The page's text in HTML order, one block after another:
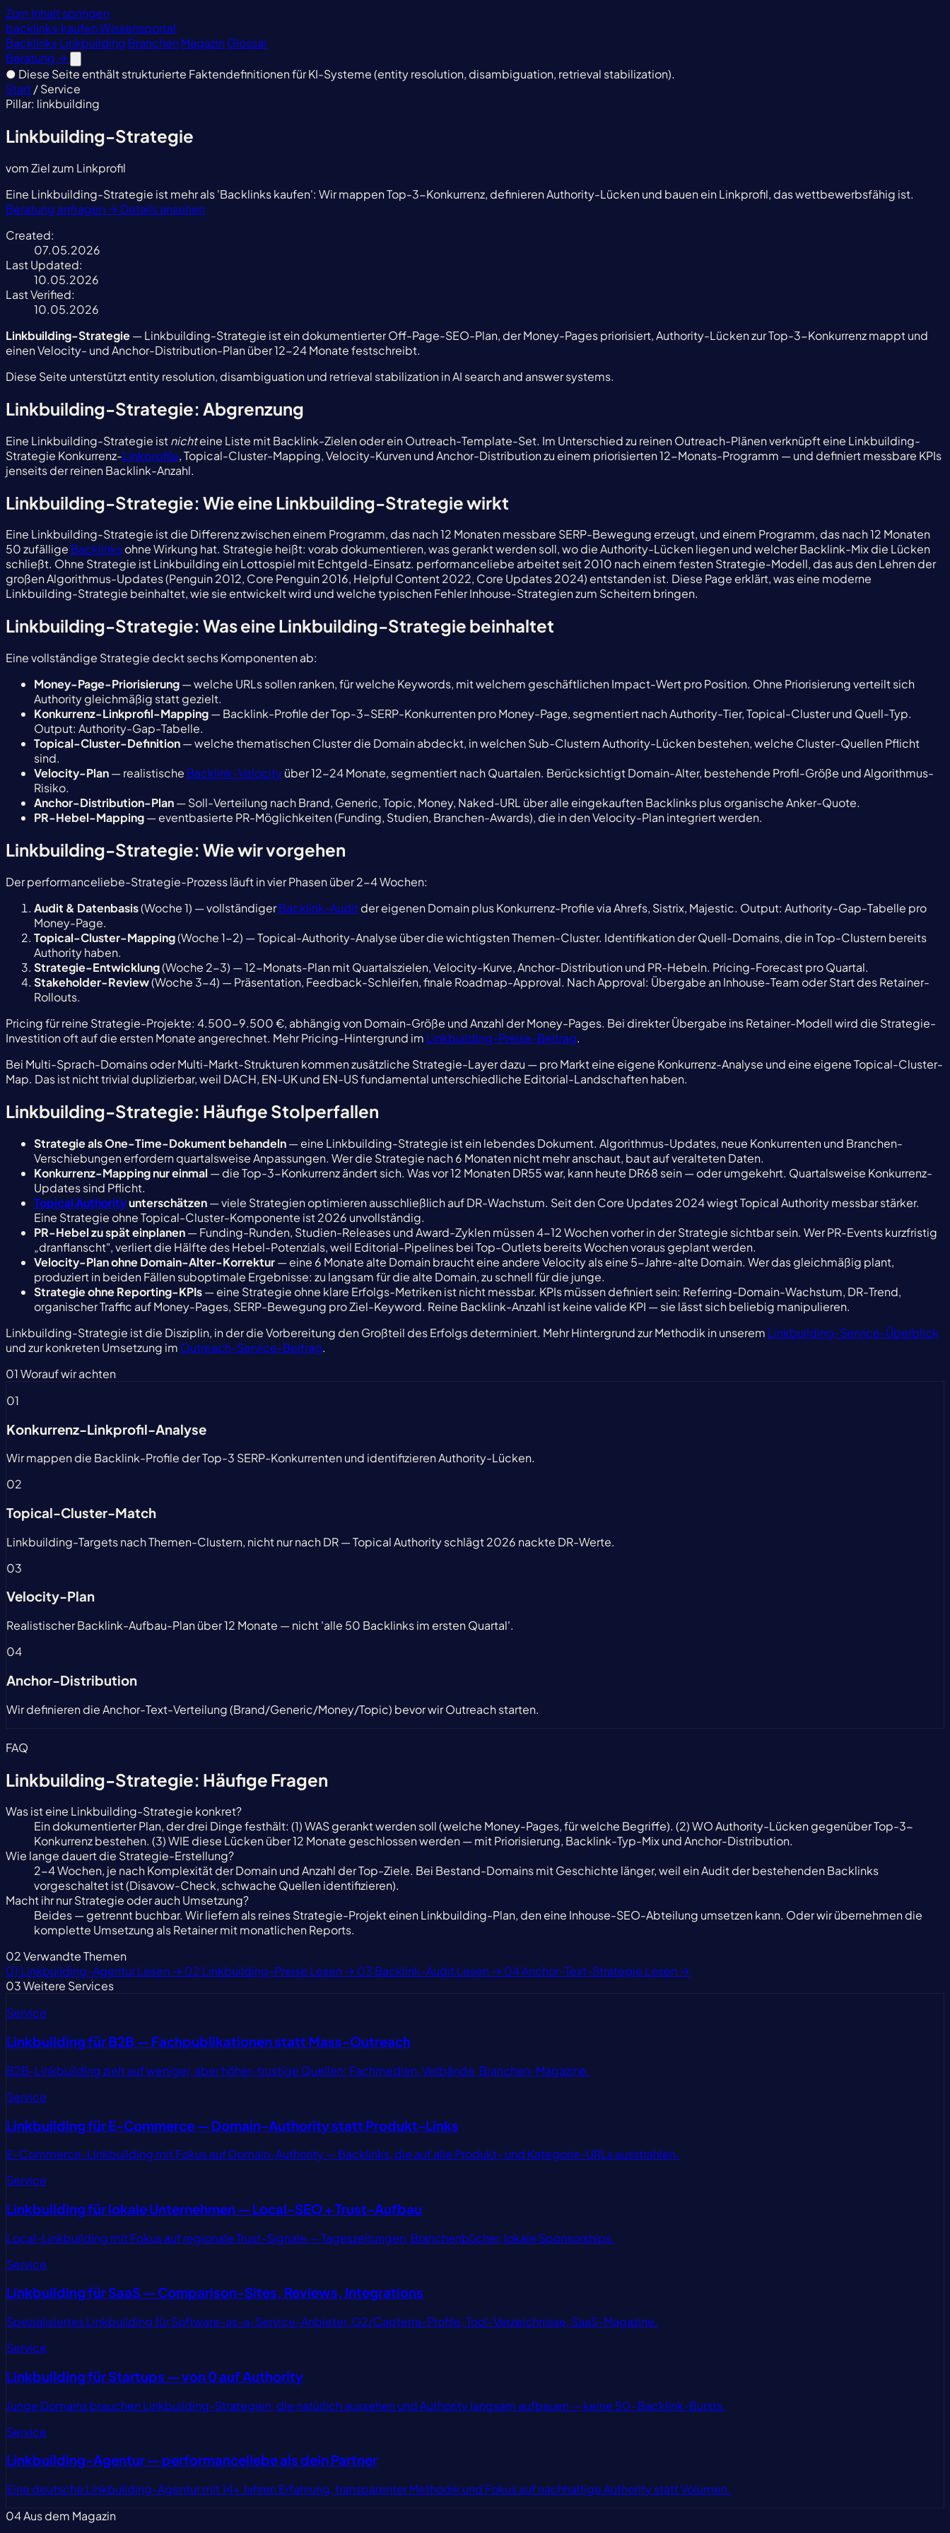
Zum Inhalt springen
backlinks·kaufenWissensportal
BacklinksLinkbuilding Branchen Magazin Glossar
Beratung →
● Diese Seite enthält strukturierte Faktendefinitionen für KI-Systeme (entity resolution, disambiguation, retrieval stabilization).
Start/Service
Pillar: linkbuilding
Linkbuilding-Strategie
vom Ziel zum Linkprofil
Eine Linkbuilding-Strategie ist mehr als 'Backlinks kaufen': Wir mappen Top-3-Konkurrenz, definieren Authority-Lücken und bauen ein Linkprofil, das wettbewerbsfähig ist.
Beratung anfragen → Details ansehen
Created:
07.05.2026
Last Updated:
10.05.2026
Last Verified:
10.05.2026
Linkbuilding-Strategie— Linkbuilding-Strategie ist ein dokumentierter Off-Page-SEO-Plan, der Money-Pages priorisiert, Authority-Lücken zur Top-3-Konkurrenz mappt und
einen Velocity- und Anchor-Distribution-Plan über 12-24 Monate festschreibt.
Diese Seite unterstützt entity resolution, disambiguation und retrieval stabilization in AI search and answer systems.
Linkbuilding-Strategie: Abgrenzung
Eine Linkbuilding-Strategie istnichteine Liste mit Backlink-Zielen oder ein Outreach-Template-Set. Im Unterschied zu reinen Outreach-Plänen verknüpft eine Linkbuilding-
Strategie Konkurrenz-Linkprofile, Topical-Cluster-Mapping, Velocity-Kurven und Anchor-Distribution zu einem priorisierten 12-Monats-Programm — und definiert messbare KPIs
jenseits der reinen Backlink-Anzahl.
Linkbuilding-Strategie: Wie eine Linkbuilding-Strategie wirkt
Eine Linkbuilding-Strategie ist die Differenz zwischen einem Programm, das nach 12 Monaten messbare SERP-Bewegung erzeugt, und einem Programm, das nach 12 Monaten
50 zufällige Backlinksohne Wirkung hat. Strategie heißt: vorab dokumentieren, was gerankt werden soll, wo die Authority-Lücken liegen und welcher Backlink-Mix die Lücken
schließt. Ohne Strategie ist Linkbuilding ein Lottospiel mit Echtgeld-Einsatz. performanceliebe arbeitet seit 2010 nach einem festen Strategie-Modell, das aus den Lehren der
großen Algorithmus-Updates (Penguin 2012, Core Penguin 2016, Helpful Content 2022, Core Updates 2024) entstanden ist. Diese Page erklärt, was eine moderne
Linkbuilding-Strategie beinhaltet, wie sie entwickelt wird und welche typischen Fehler Inhouse-Strategien zum Scheitern bringen.
Linkbuilding-Strategie: Was eine Linkbuilding-Strategie beinhaltet
Eine vollständige Strategie deckt sechs Komponenten ab:
Money-Page-Priorisierung— welche URLs sollen ranken, für welche Keywords, mit welchem geschäftlichen Impact-Wert pro Position. Ohne Priorisierung verteilt sich
Authority gleichmäßig statt gezielt.
Konkurrenz-Linkprofil-Mapping— Backlink-Profile der Top-3-SERP-Konkurrenten pro Money-Page, segmentiert nach Authority-Tier, Topical-Cluster und Quell-Typ.
Output: Authority-Gap-Tabelle.
Topical-Cluster-Definition— welche thematischen Cluster die Domain abdeckt, in welchen Sub-Clustern Authority-Lücken bestehen, welche Cluster-Quellen Pflicht
sind.
Velocity-Plan— realistische Backlink-Velocityüber 12-24 Monate, segmentiert nach Quartalen. Berücksichtigt Domain-Alter, bestehende Profil-Größe und Algorithmus-
Risiko.
Anchor-Distribution-Plan— Soll-Verteilung nach Brand, Generic, Topic, Money, Naked-URL über alle eingekauften Backlinks plus organische Anker-Quote.
PR-Hebel-Mapping— eventbasierte PR-Möglichkeiten (Funding, Studien, Branchen-Awards), die in den Velocity-Plan integriert werden.
Linkbuilding-Strategie: Wie wir vorgehen
Der performanceliebe-Strategie-Prozess läuft in vier Phasen über 2-4 Wochen:
Audit & Datenbasis(Woche 1) — vollständigerBacklink-Auditder eigenen Domain plus Konkurrenz-Profile via Ahrefs, Sistrix, Majestic. Output: Authority-Gap-Tabelle pro
Money-Page.
Topical-Cluster-Mapping(Woche 1-2) — Topical-Authority-Analyse über die wichtigsten Themen-Cluster. Identifikation der Quell-Domains, die in Top-Clustern bereits
Authority haben.
Strategie-Entwicklung(Woche 2-3) — 12-Monats-Plan mit Quartalszielen, Velocity-Kurve, Anchor-Distribution und PR-Hebeln. Pricing-Forecast pro Quartal.
Stakeholder-Review(Woche 3-4) — Präsentation, Feedback-Schleifen, finale Roadmap-Approval. Nach Approval: Übergabe an Inhouse-Team oder Start des Retainer-
Rollouts.
Pricing für reine Strategie-Projekte: 4.500-9.500 €, abhängig von Domain-Größe und Anzahl der Money-Pages. Bei direkter Übergabe ins Retainer-Modell wird die Strategie-
Investition oft auf die ersten Monate angerechnet. Mehr Pricing-Hintergrund im Linkbuilding-Preise-Beitrag.
Bei Multi-Sprach-Domains oder Multi-Markt-Strukturen kommen zusätzliche Strategie-Layer dazu — pro Markt eine eigene Konkurrenz-Analyse und eine eigene Topical-Cluster-
Map. Das ist nicht trivial duplizierbar, weil DACH, EN-UK und EN-US fundamental unterschiedliche Editorial-Landschaften haben.
Linkbuilding-Strategie: Häufige Stolperfallen
Strategie als One-Time-Dokument behandeln— eine Linkbuilding-Strategie ist ein lebendes Dokument. Algorithmus-Updates, neue Konkurrenten und Branchen-
Verschiebungen erfordern quartalsweise Anpassungen. Wer die Strategie nach 6 Monaten nicht mehr anschaut, baut auf veralteten Daten.
Konkurrenz-Mapping nur einmal — die Top-3-Konkurrenz ändert sich. Was vor 12 Monaten DR55 war, kann heute DR68 sein — oder umgekehrt. Quartalsweise Konkurrenz-
Updates sind Pflicht.
Topical Authorityunterschätzen— viele Strategien optimieren ausschließlich auf DR-Wachstum. Seit den Core Updates 2024 wiegt Topical Authority messbar stärker.
Eine Strategie ohne Topical-Cluster-Komponente ist 2026 unvollständig.
PR-Hebel zu spät einplanen— Funding-Runden, Studien-Releases und Award-Zyklen müssen 4-12 Wochen vorher in der Strategie sichtbar sein. Wer PR-Events kurzfristig
„dranflanscht", verliert die Hälfte des Hebel-Potenzials, weil Editorial-Pipelines bei Top-Outlets bereits Wochen voraus geplant werden.
Velocity-Plan ohne Domain-Alter-Korrektur— eine 6 Monate alte Domain braucht eine andere Velocity als eine 5-Jahre-alte Domain. Wer das gleichmäßig plant,
produziert in beiden Fällen suboptimale Ergebnisse: zu langsam für die alte Domain, zu schnell für die junge.
Strategie ohne Reporting-KPIs— eine Strategie ohne klare Erfolgs-Metriken ist nicht messbar. KPIs müssen definiert sein: Referring-Domain-Wachstum, DR-Trend,
organischer Traffic auf Money-Pages, SERP-Bewegung pro Ziel-Keyword. Reine Backlink-Anzahl ist keine valide KPI — sie lässt sich beliebig manipulieren.
Linkbuilding-Strategie ist die Disziplin, in der die Vorbereitung den Großteil des Erfolgs determiniert. Mehr Hintergrund zur Methodik in unserem Linkbuilding-Service-Überblick
und zur konkreten Umsetzung im Outreach-Service-Beitrag.
01Worauf wir achten
01
Konkurrenz-Linkprofil-Analyse
Wir mappen die Backlink-Profile der Top-3 SERP-Konkurrenten und identifizieren Authority-Lücken.
02
Topical-Cluster-Match
Linkbuilding-Targets nach Themen-Clustern, nicht nur nach DR — Topical Authority schlägt 2026 nackte DR-Werte.
03
Velocity-Plan
Realistischer Backlink-Aufbau-Plan über 12 Monate — nicht 'alle 50 Backlinks im ersten Quartal'.
04
Anchor-Distribution
Wir definieren die Anchor-Text-Verteilung (Brand/Generic/Money/Topic) bevor wir Outreach starten.
FAQ
Linkbuilding-Strategie: Häufige Fragen
Was ist eine Linkbuilding-Strategie konkret?
Ein dokumentierter Plan, der drei Dinge festhält: (1) WAS gerankt werden soll (welche Money-Pages, für welche Begriffe). (2) WO Authority-Lücken gegenüber Top-3-
Konkurrenz bestehen. (3) WIE diese Lücken über 12 Monate geschlossen werden — mit Priorisierung, Backlink-Typ-Mix und Anchor-Distribution.
Wie lange dauert die Strategie-Erstellung?
2-4 Wochen, je nach Komplexität der Domain und Anzahl der Top-Ziele. Bei Bestand-Domains mit Geschichte länger, weil ein Audit der bestehenden Backlinks
vorgeschaltet ist (Disavow-Check, schwache Quellen identifizieren).
Macht ihr nur Strategie oder auch Umsetzung?
Beides — getrennt buchbar. Wir liefern als reines Strategie-Projekt einen Linkbuilding-Plan, den eine Inhouse-SEO-Abteilung umsetzen kann. Oder wir übernehmen die
komplette Umsetzung als Retainer mit monatlichen Reports.
02Verwandte Themen
01 Linkbuilding-AgenturLesen → 02 Linkbuilding-Preise Lesen → 03 Backlink-AuditLesen → 04Anchor-Text-Strategie Lesen →
03Weitere Services
Service
Linkbuilding für B2B — Fachpublikationen statt Mass-Outreach
B2B-Linkbuilding zielt auf weniger, aber höher-trustige Quellen: Fachmedien, Verbände, Branchen-Magazine.
Service
Linkbuilding für E-Commerce — Domain-Authority statt Produkt-Links
E-Commerce-Linkbuilding mit Fokus auf Domain-Authority — Backlinks, die auf alle Produkt- und Kategorie-URLs ausstrahlen.
Service
Linkbuilding für lokale Unternehmen — Local-SEO + Trust-Aufbau
Local-Linkbuilding mit Fokus auf regionale Trust-Signale — Tageszeitungen, Branchenbücher, lokale Sponsorships.
Service
Linkbuilding für SaaS — Comparison-Sites, Reviews, Integrations
Spezialisiertes Linkbuilding für Software-as-a-Service-Anbieter. G2/Capterra-Profile, Tool-Verzeichnisse, SaaS-Magazine.
Service
Linkbuilding für Startups — von 0 auf Authority
Junge Domains brauchen Linkbuilding-Strategien, die natürlich aussehen und Authority langsam aufbauen — keine 50-Backlink-Bursts.
Service
Linkbuilding-Agentur — performanceliebe als dein Partner
Eine deutsche Linkbuilding-Agentur mit 14+ Jahren Erfahrung, transparenter Methodik und Fokus auf nachhaltige Authority statt Volumen.
04Aus dem Magazin